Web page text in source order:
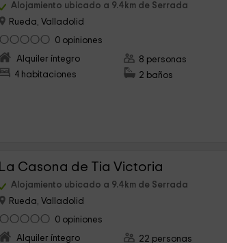
Alojamiento ubicado a 9.4km de Serrada
Rueda, Valladolid
0 opiniones
Alquiler íntegro
4 habitaciones
8 personas
2 baños
La Casona de Tia Victoria
Alojamiento ubicado a 9.4km de Serrada
Rueda, Valladolid
0 opiniones
Alquiler íntegro
22 personas